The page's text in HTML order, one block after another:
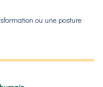
ou une posture